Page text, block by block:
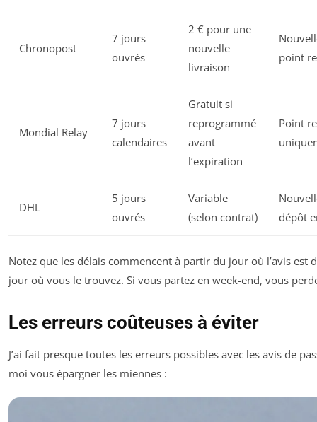
Chronopost
7 jours
ouvrés
2 € pour une
nouvelle
livraison
point
Mondial Relay
7 jours
calendaires
Gratuit si
reprogrammé
avant
l’expiration
Point
DHL
5 jours
ouvrés
Variable
(selon contrat)
dépôt
Notez que les délais commencent à partir du jour où l’avis est
jour où vous le trouvez. Si vous partez en week-end, vous
Les erreurs coûteuses à éviter
J’ai fait presque toutes les erreurs possibles avec les avis de
moi vous épargner les miennes :